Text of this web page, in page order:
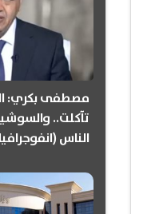
مصطفى بكري:
تآكلت..
الناس